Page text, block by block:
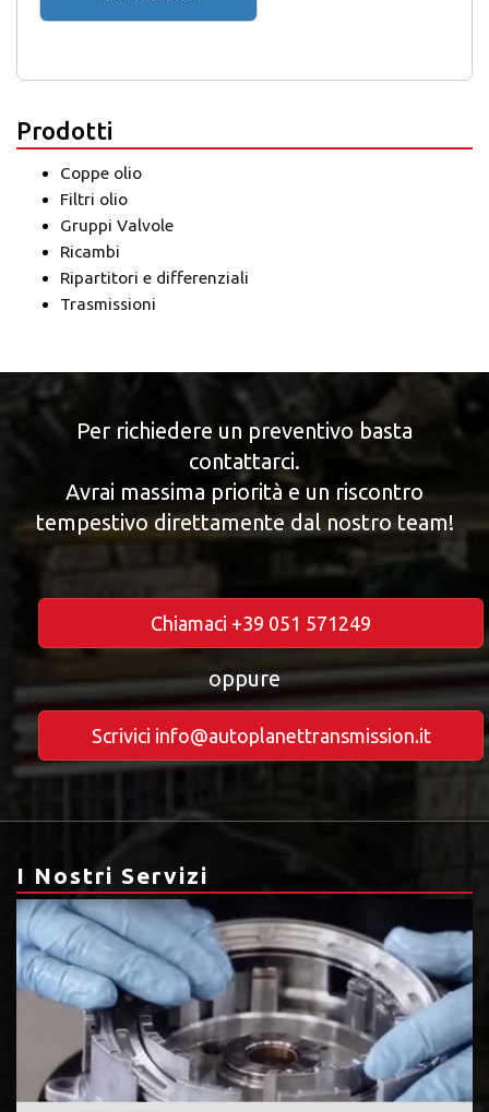
Prodotti
Coppe olio
Filtri olio
Gruppi Valvole
Ricambi
Ripartitori e differenziali
Trasmissioni
Per richiedere un preventivo basta
contattarci.
Avrai massima priorità e un riscontro
tempestivo direttamente dal nostro team!
Chiamaci +39 051 571249
oppure
Scrivici info@autoplanettransmission.it
I Nostri Servizi